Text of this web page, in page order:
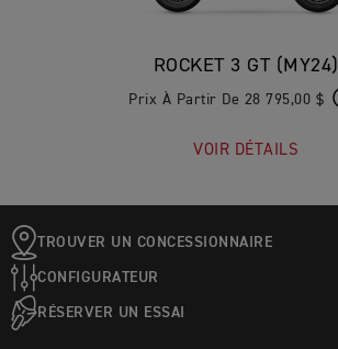
ROCKET 3 GT (MY24)
Prix À Partir De 28 795,00 $
VOIR DÉTAILS
TROUVER UN CONCESSIONNAIRE
CONFIGURATEUR
RÉSERVER UN ESSAI